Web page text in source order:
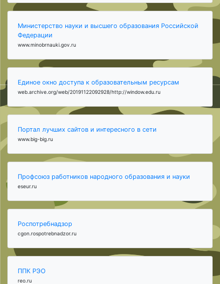
Министерство науки и высшего образования Российской
Федерации
www.minobrnauki.gov.ru
Единое окно доступа к образовательным ресурсам
web.archive.org/web/20191122092928/http://window.edu.ru
Портал лучших сайтов и интересного в сети
www.big-big.ru
Профсоюз работников народного образования и науки
eseur.ru
Роспотребнадзор
cgon.rospotrebnadzor.ru
ППК РЭО
reo.ru